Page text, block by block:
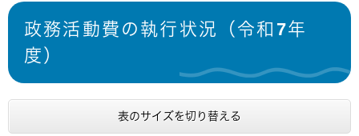
政務活動費の執行状況（令和7年
度）
表のサイズを切り替える